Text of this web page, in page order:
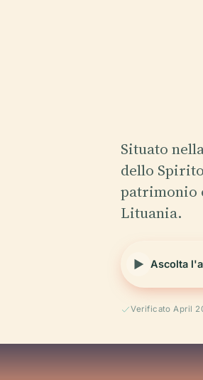
Situato
dello
patrimonio
Lituania.
Ascolta
Verificato April